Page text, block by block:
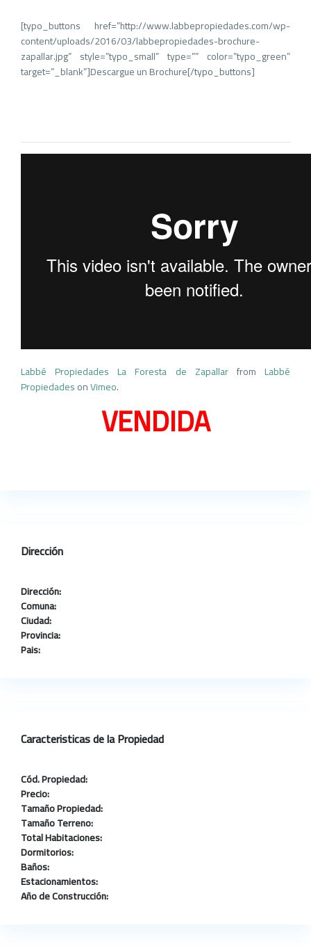
[typo_buttons href=”http://www.labbepropiedades.com/wp-
content/uploads/2016/03/labbepropiedades-brochure-
zapallar.jpg” style=”typo_small” type=”” color=”typo_green”
target=”_blank”]Descargue un Brochure[/typo_buttons]
Labbé Propiedades La Foresta de ZapallarfromLabbé
PropiedadesonVimeo.
VENDIDA
Dirección
Dirección:
Comuna:
Ciudad:
Provincia:
Pais:
Caracteristicas de la Propiedad
Cód. Propiedad:
Precio:
Tamaño Propiedad:
Tamaño Terreno:
Total Habitaciones:
Dormitorios:
Baños:
Estacionamientos:
Año de Construcción: